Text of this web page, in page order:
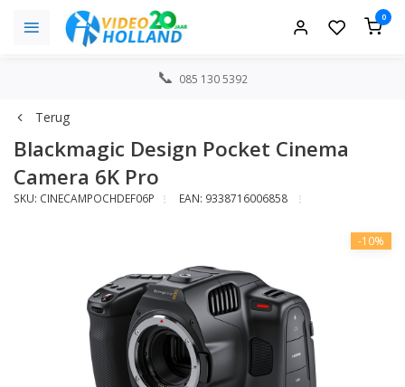
0
085 130 5392
Terug
Blackmagic Design Pocket Cinema
Camera 6K Pro
SKU: CINECAMPOCHDEF06P EAN: 9338716006858
-10%